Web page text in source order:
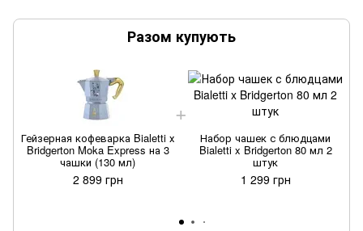
Разом купують
Гейзерная кофеварка Bialetti х
Bridgerton Moka Express на 3
чашки (130 мл)
2 899 грн
Набор чашек с блюдцами
Bialetti x Bridgerton 80 мл 2
штук
1 299 грн